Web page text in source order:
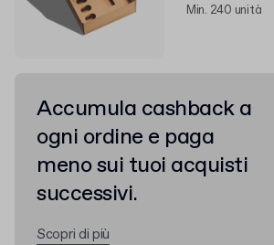
Min. 240 unità
Accumula cashback a
ogni ordine e paga
meno sui tuoi acquisti
successivi.
Scopri di più